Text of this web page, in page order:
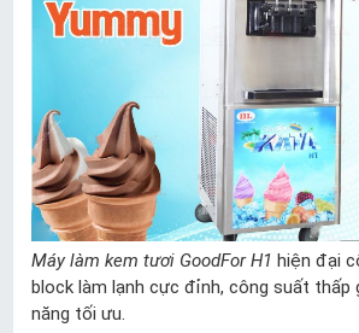
Máy làm kem tươi GoodFor H1 hiện đại
block làm lạnh cực đỉnh, công suất thấp
năng tối ưu.